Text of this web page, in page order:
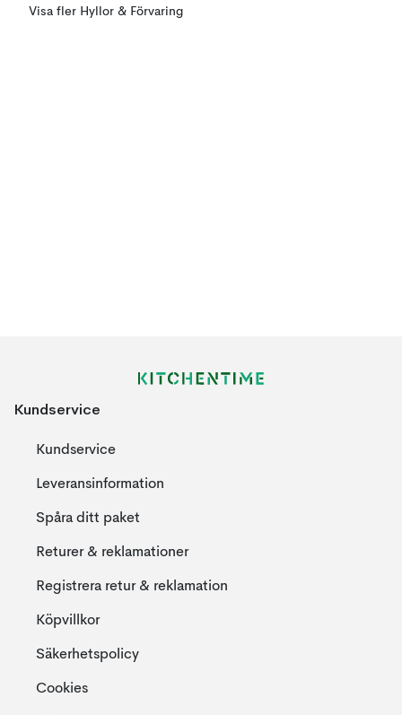
Visa fler Hyllor & Förvaring
Kundservice
Kundservice
Leveransinformation
Spåra ditt paket
Returer & reklamationer
Registrera retur & reklamation
Köpvillkor
Säkerhetspolicy
Cookies